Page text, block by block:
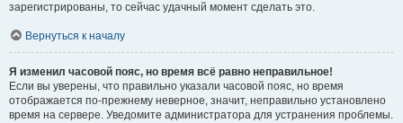
зарегистрированы, то сейчас удачный момент сделать это.
Вернуться к началу
Я изменил часовой пояс, но время всё равно неправильное!
Если вы уверены, что правильно указали часовой пояс, но время
отображается по-прежнему неверное, значит, неправильно установлено
время на сервере. Уведомите администратора для устранения проблемы.